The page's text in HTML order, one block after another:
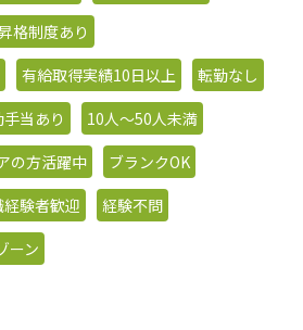
格制度あり
有給取得実績10日以上
転勤なし
手当あり
10人〜50人未満
の方活躍中
ブランクOK
験者歓迎
経験不問
ーン